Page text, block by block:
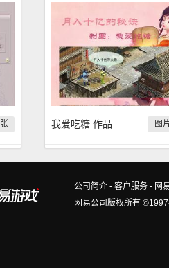
张 图
我爱吃糖 作品
公司简介 - 客户服务 - 网
网易公司版权所有